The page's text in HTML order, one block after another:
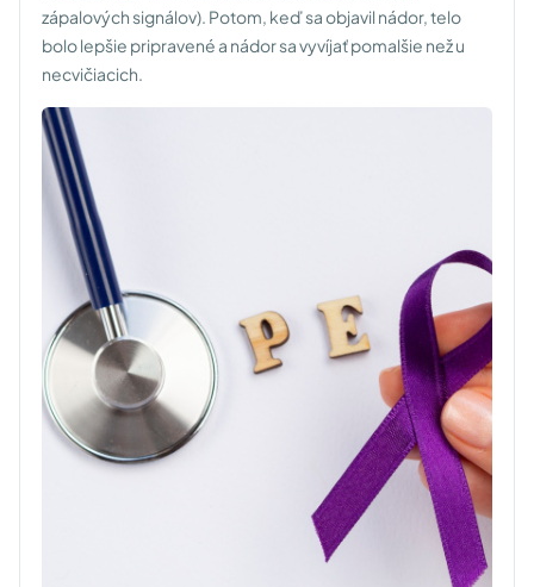
zápalových signálov). Potom, keď sa objavil nádor, telo
bolo lepšie pripravené a nádor sa vyvíjať pomalšie než u
necvičiacich.